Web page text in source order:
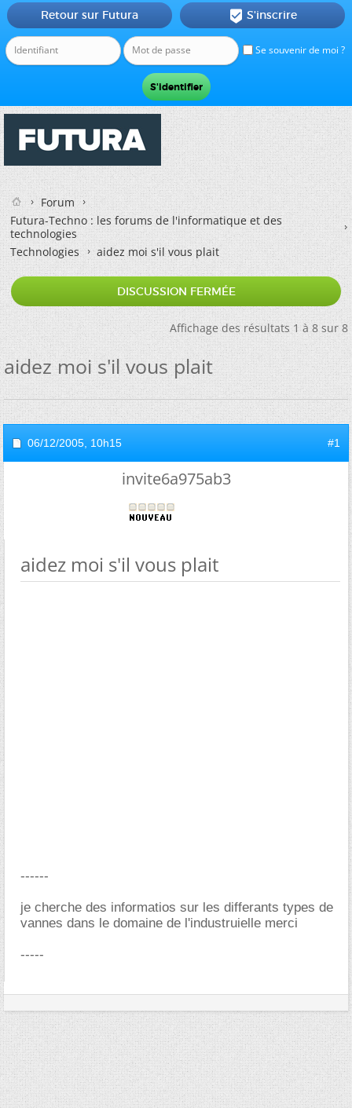
Se souvenir de moi ?
Retour sur Futura  S'inscrire
Forum
Futura-Techno : les forums de l'informatique et des
technologies
Technologies
aidez moi s'il vous plait
DISCUSSION FERMÉE
Affichage des résultats 1 à 8 sur 8
aidez moi s'il vous plait
06/12/2005, 10h15 #1
invite6a975ab3
aidez moi s'il vous plait
------
je cherche des informatios sur les differants types de
vannes dans le domaine de l'industruielle merci
-----